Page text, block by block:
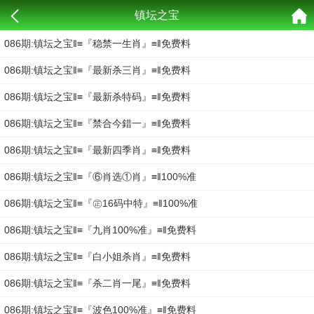
镇坛之宝
086期:镇坛之宝‖≡『稳禁一生肖』≡‖免费料
086期:镇坛之宝‖≡『最新杀三肖』≡‖免费料
086期:镇坛之宝‖≡『最新杀特码』≡‖免费料
086期:镇坛之宝‖≡『禁合今錯一』≡‖免费料
086期:镇坛之宝‖≡『最新四季肖』≡‖免费料
086期:镇坛之宝‖≡『⑥肖选①肖』≡‖100%准
086期:镇坛之宝‖≡『㊣16码中特』≡‖100%准
086期:镇坛之宝‖≡『九肖100%准』≡‖免费料
086期:镇坛之宝‖≡『白小姐杀肖』≡‖免费料
086期:镇坛之宝‖≡『杀二肖一尾』≡‖免费料
086期:镇坛之宝‖≡『波色100%准』≡‖免费料